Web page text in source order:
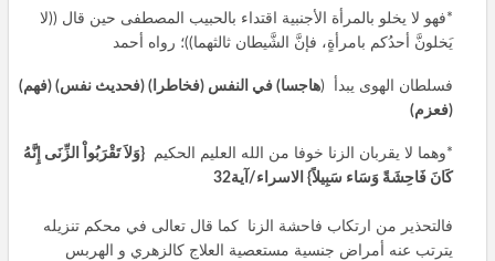
*فهو لا يخلو بالمرأة الأجنبية اقتداء بالحبيب المصطفى حين قال ((لا
يَخلونَّ أحدُكم بامرأةٍ، فإنَّ الشَّيطان ثالثهما))؛ رواه أحمد
فسلطان الهوى يبدأ (هاجسا) في النفس (فخاطرا) (فحديث نفس) (فهم)
(فعزم)
*وهما لا يقربان الزنا خوفا من الله العليم الحكيم {وَلاَ تَقْرَبُواْ الزِّنَى إِنَّهُ
كَانَ فَاحِشَةً وَسَاء سَبِيلاً} الاسراء/ آية32
فالتحذير من ارتكاب فاحشة الزنا كما قال تعالى في محكم تنزيله
يترتب عنه أمراض جنسية مستعصية العلاج كالزهري و الهربس